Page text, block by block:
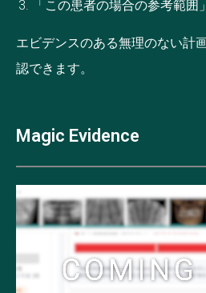
「この患者の場合の参考範囲
エビデンスのある無理のない計
認できます。
Magic Evidence